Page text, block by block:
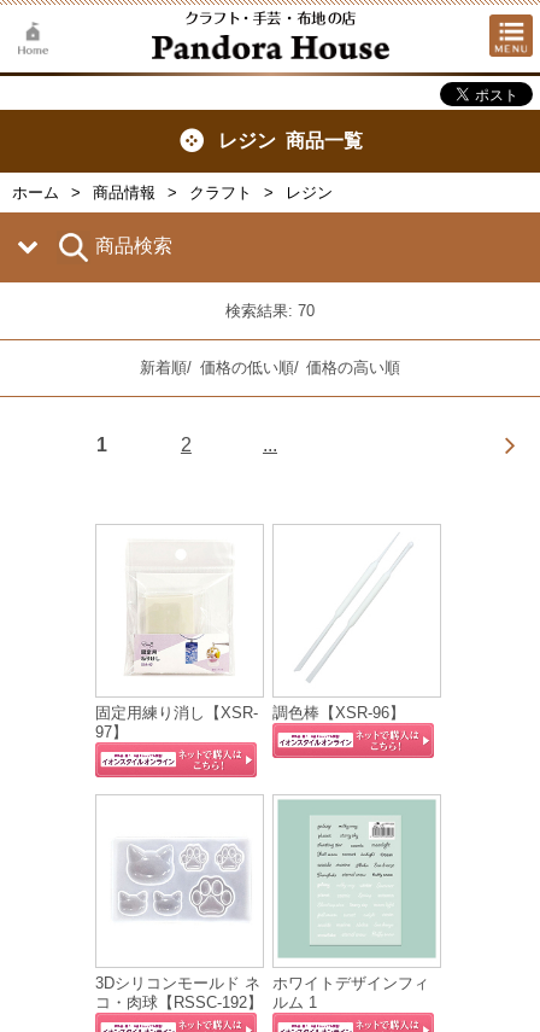
レジン 商品一覧
ホーム 商品情報 クラフト レジン
商品検索
検索結果: 70
新着順/ 価格の低い順/ 価格の高い順
1 2 ...
固定用練り消し【XSR-
97】
調色棒【XSR-96】
3Dシリコンモールド ネ
コ・肉球【RSSC-192】
ホワイトデザインフィ
ルム 1